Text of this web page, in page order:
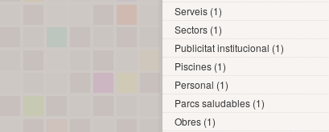
Serveis (1)
Sectors (1)
Publicitat institucional (1)
Piscines (1)
Personal (1)
Parcs saludables (1)
Obres (1)